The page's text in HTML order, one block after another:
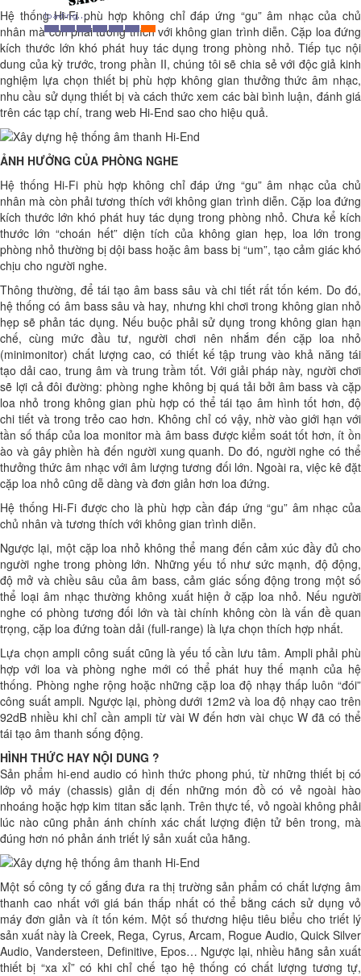
Hệ thống Hi-Fi phù hợp không chỉ đáp ứng “gu” âm nhạc của chủ
nhân mà còn phải tương thích với không gian trình diễn. Cặp loa đứng
kích thước lớn khó phát huy tác dụng trong phòng nhỏ. Tiếp tục nội
dung của kỳ trước, trong phần II, chúng tôi sẽ chia sẻ với độc giả kinh
nghiệm lựa chọn thiết bị phù hợp không gian thưởng thức âm nhạc,
nhu cầu sử dụng thiết bị và cách thức xem các bài bình luận, đánh giá
trên các tạp chí, trang web Hi-End sao cho hiệu quả.
ẢNH HƯỞNG CỦA PHÒNG NGHE
Hệ thống Hi-Fi phù hợp không chỉ đáp ứng “gu” âm nhạc của chủ
nhân mà còn phải tương thích với không gian trình diễn. Cặp loa đứng
kích thước lớn khó phát huy tác dụng trong phòng nhỏ. Chưa kể kích
thước lớn “choán hết” diện tích của không gian hẹp, loa lớn trong
phòng nhỏ thường bị dội bass hoặc âm bass bị “um”, tạo cảm giác khó
chịu cho người nghe.
Thông thường, để tái tạo âm bass sâu và chi tiết rất tốn kém. Do đó,
hệ thống có âm bass sâu và hay, nhưng khi chơi trong không gian nhỏ
hẹp sẽ phản tác dụng. Nếu buộc phải sử dụng trong không gian hạn
chế, cùng mức đầu tư, người chơi nên nhắm đến cặp loa nhỏ
(minimonitor) chất lượng cao, có thiết kế tập trung vào khả năng tái
tạo dải cao, trung âm và trung trầm tốt. Với giải pháp này, người chơi
sẽ lợi cả đôi đường: phòng nghe không bị quá tải bởi âm bass và cặp
loa nhỏ trong không gian phù hợp có thể tái tạo âm hình tốt hơn, độ
chi tiết và trong trẻo cao hơn. Không chỉ có vậy, nhờ vào giới hạn với
tần số thấp của loa monitor mà âm bass được kiểm soát tốt hơn, ít ồn
ào và gây phiền hà đến người xung quanh. Do đó, người nghe có thể
thưởng thức âm nhạc với âm lượng tương đối lớn. Ngoài ra, việc kê đặt
cặp loa nhỏ cũng dễ dàng và đơn giản hơn loa đứng.
Hệ thống Hi-Fi được cho là phù hợp cần đáp ứng “gu” âm nhạc của
chủ nhân và tương thích với không gian trình diễn.
Ngược lại, một cặp loa nhỏ không thể mang đến cảm xúc đầy đủ cho
người nghe trong phòng lớn. Những yếu tố như sức mạnh, độ động,
độ mở và chiều sâu của âm bass, cảm giác sống động trong một số
thể loại âm nhạc thường không xuất hiện ở cặp loa nhỏ. Nếu người
nghe có phòng tương đối lớn và tài chính không còn là vấn đề quan
trọng, cặp loa đứng toàn dải (full-range) là lựa chọn thích hợp nhất.
Lựa chọn ampli công suất cũng là yếu tố cần lưu tâm. Ampli phải phù
hợp với loa và phòng nghe mới có thể phát huy thế mạnh của hệ
thống. Phòng nghe rộng hoặc những cặp loa độ nhạy thấp luôn “đói”
công suất ampli. Ngược lại, phòng dưới 12m2 và loa độ nhạy cao trên
92dB nhiều khi chỉ cần ampli từ vài W đến hơn vài chục W đã có thể
tái tạo âm thanh sống động.
HÌNH THỨC HAY NỘI DUNG ?
Sản phẩm hi-end audio có hình thức phong phú, từ những thiết bị có
lớp vỏ máy (chassis) giản dị đến những món đồ có vẻ ngoài hào
nhoáng hoặc hợp kim titan sắc lạnh. Trên thực tế, vỏ ngoài không phải
lúc nào cũng phản ánh chính xác chất lượng điện tử bên trong, mà
đúng hơn nó phản ánh triết lý sản xuất của hãng.
Một số công ty cố gắng đưa ra thị trường sản phẩm có chất lượng âm
thanh cao nhất với giá bán thấp nhất có thể bằng cách sử dụng vỏ
máy đơn giản và ít tốn kém. Một số thương hiệu tiêu biểu cho triết lý
sản xuất này là Creek, Rega, Cyrus, Arcam, Rogue Audio, Quick Silver
Audio, Vandersteen, Definitive, Epos… Ngược lại, nhiều hãng sản xuất
thiết bị “xa xỉ” có khi chỉ chế tạo hệ thống có chất lượng tương tự,